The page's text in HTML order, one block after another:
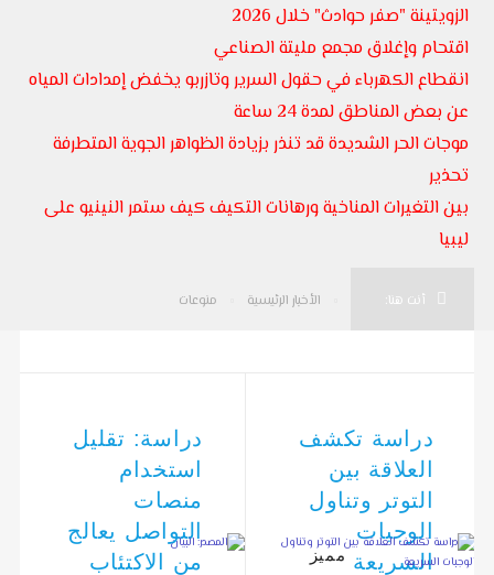
الزويتينة "صفر حوادث" خلال 2026
اقتحام وإغلاق مجمع مليتة الصناعي
انقطاع الكهرباء في حقول السرير وتازربو يخفض إمدادات المياه
عن بعض المناطق لمدة 24 ساعة
موجات الحر الشديدة قد تنذر بزيادة الظواهر الجوية المتطرفة
تحذير
بين التغيرات المناخية ورهانات التكيف كيف ستمر النينيو على
ليبيا
أنت هنا: الأخبار الرئيسية منوعات
دراسة تكشف
العلاقة بين
التوتر وتناول
الوجبات
السريعة مميز
دراسة: تقليل
استخدام
منصات
التواصل يعالج
من الاكتئاب